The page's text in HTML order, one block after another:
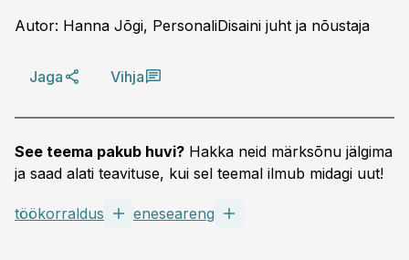
Autor: Hanna Jõgi, PersonaliDisaini juht ja nõustaja
Jaga Vihja
See teema pakub huvi? Hakka neid märksõnu jälgima
ja saad alati teavituse, kui sel teemal ilmub midagi uut!
töökorraldus eneseareng